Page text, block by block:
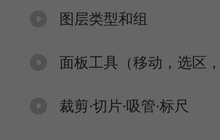
图层类型和组
面板工具（移动，选区
裁剪·切片·吸管·标尺